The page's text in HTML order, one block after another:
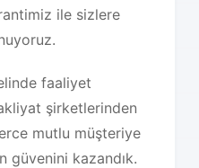
ile sizlere
faaliyet
şirketlerinden
mutlu müşteriye
güvenini kazandık.